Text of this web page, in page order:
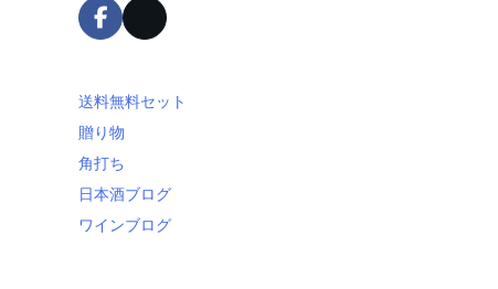
送料無料セット
贈り物
角打ち
日本酒ブログ
ワインブログ